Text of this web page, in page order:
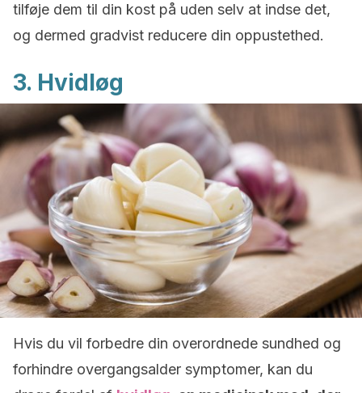
tilføje dem til din kost på uden selv at indse det,
og dermed gradvist reducere din oppustethed.
3. Hvidløg
Hvis du vil forbedre din overordnede sundhed og
forhindre overgangsalder symptomer, kan du